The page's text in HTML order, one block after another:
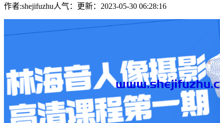
作者:shejifuzhu人气： 更新：2023-05-30 06:28:16